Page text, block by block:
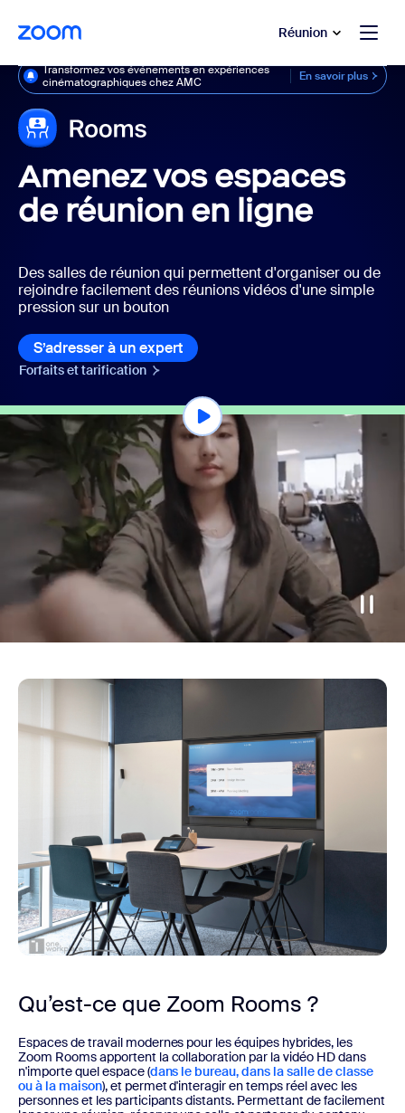
contenu principal
au chat d’aide Réunion
Transformez vos événements en expériences
cinématographiques chez AMC
En savoir plus
Amenez vos espaces
de réunion en ligne
Des salles de réunion qui permettent d'organiser ou de
rejoindre facilement des réunions vidéos d'une simple
pression sur un bouton
S’adresser à un expert
Forfaits et tarification
Qu’est-ce que Zoom Rooms ?
Espaces de travail modernes pour les équipes hybrides, les
Zoom Rooms apportent la collaboration par la vidéo HD dans
n'importe quel espace (dans le bureau, dans la salle de classe
ou à la maison), et permet d'interagir en temps réel avec les
personnes et les participants distants. Permettant de facilement